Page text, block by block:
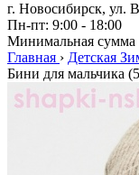
г. Новосибирск, ул.
Пн-пт: 9:00 - 18:00
Минимальная сумма
Главная › Детская
Бини для мальчика